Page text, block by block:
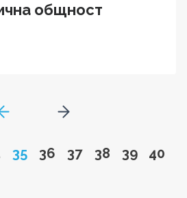
общност
GoToPreviousPage
to page
Page
35 Go to page
36 Go to page
37 Go to page
38 Go to
39 Go
40
Go to next page